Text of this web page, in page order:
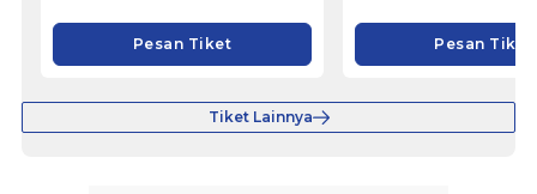
Pesan Tiket Pesan Tiket
Tiket Lainnya